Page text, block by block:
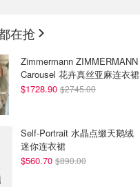
在抢
Zimmermann ZIMMERMANN
Carousel 花卉真丝亚麻连衣裙
$1728.90 $2745.00
Self-Portrait 水晶点缀天鹅绒
迷你连衣裙
$560.70 $890.00